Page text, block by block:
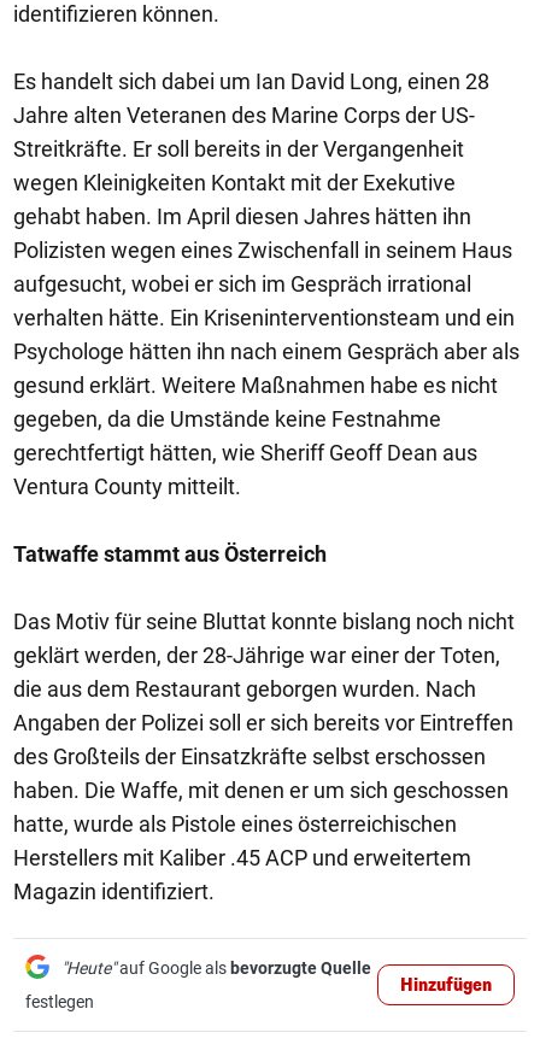
identifizieren können.
Es handelt sich dabei um Ian David Long, einen 28
Jahre alten Veteranen des Marine Corps der US-
Streitkräfte. Er soll bereits in der Vergangenheit
wegen Kleinigkeiten Kontakt mit der Exekutive
gehabt haben. Im April diesen Jahres hätten ihn
Polizisten wegen eines Zwischenfall in seinem Haus
aufgesucht, wobei er sich im Gespräch irrational
verhalten hätte. Ein Kriseninterventionsteam und ein
Psychologe hätten ihn nach einem Gespräch aber als
gesund erklärt. Weitere Maßnahmen habe es nicht
gegeben, da die Umstände keine Festnahme
gerechtfertigt hätten, wie Sheriff Geoff Dean aus
Ventura County mitteilt.
Tatwaffe stammt aus Österreich
Das Motiv für seine Bluttat konnte bislang noch nicht
geklärt werden, der 28-Jährige war einer der Toten,
die aus dem Restaurant geborgen wurden. Nach
Angaben der Polizei soll er sich bereits vor Eintreffen
des Großteils der Einsatzkräfte selbst erschossen
haben. Die Waffe, mit denen er um sich geschossen
hatte, wurde als Pistole eines österreichischen
Herstellers mit Kaliber .45 ACP und erweitertem
Magazin identifiziert.
"Heute"auf Google als bevorzugte Quelle
festlegen
Hinzufügen